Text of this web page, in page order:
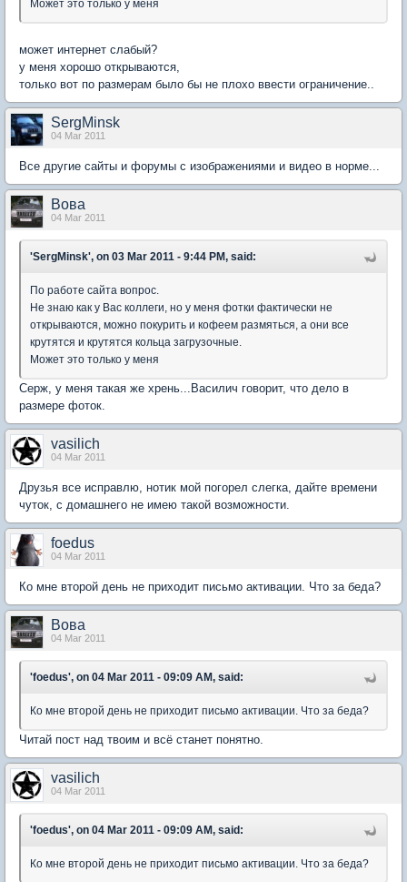
Может это только у меня
может интернет слабый?
у меня хорошо открываются,
только вот по размерам было бы не плохо ввести ограничение..
SergMinsk
04 Mar 2011
Все другие сайты и форумы с изображениями и видео в норме...
Вова
04 Mar 2011
'SergMinsk', on 03 Mar 2011 - 9:44 PM, said:
По работе сайта вопрос.
Не знаю как у Вас коллеги, но у меня фотки фактически не
открываются, можно покурить и кофеем размяться, а они все
крутятся и крутятся кольца загрузочные.
Может это только у меня
Серж, у меня такая же хрень...Василич говорит, что дело в
размере фоток.
vasilich
04 Mar 2011
Друзья все исправлю, нотик мой погорел слегка, дайте времени
чуток, с домашнего не имею такой возможности.
foedus
04 Mar 2011
Ко мне второй день не приходит письмо активации. Что за беда?
Вова
04 Mar 2011
'foedus', on 04 Mar 2011 - 09:09 AM, said:
Ко мне второй день не приходит письмо активации. Что за беда?
Читай пост над твоим и всё станет понятно.
vasilich
04 Mar 2011
'foedus', on 04 Mar 2011 - 09:09 AM, said:
Ко мне второй день не приходит письмо активации. Что за беда?